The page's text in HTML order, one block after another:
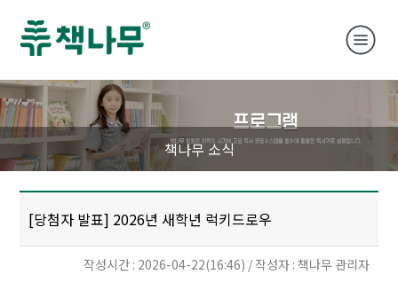
책나무 소식
[당첨자 발표] 2026년 새학년 럭키드로우
작성시간 : 2026-04-22(16:46) / 작성자 : 책나무 관리자